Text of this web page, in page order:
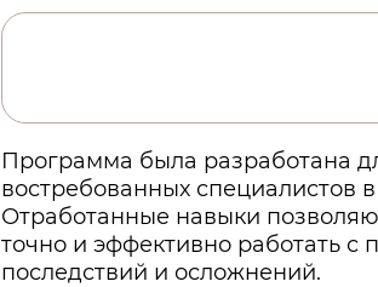
Программа была разработана
востребованных специалистов
Отработанные навыки
точно и эффективно работать с
последствий и осложнений.